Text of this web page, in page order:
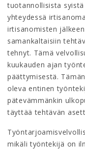
tuotannollisista
yhteydessä
irtisanomisten
samankaltaisiin
tehnyt. Tämä
kuukauden ajan
päättymisestä.
oleva entinen
pätevämmänkin
täyttää tehtävän
mikäli työntekijä on